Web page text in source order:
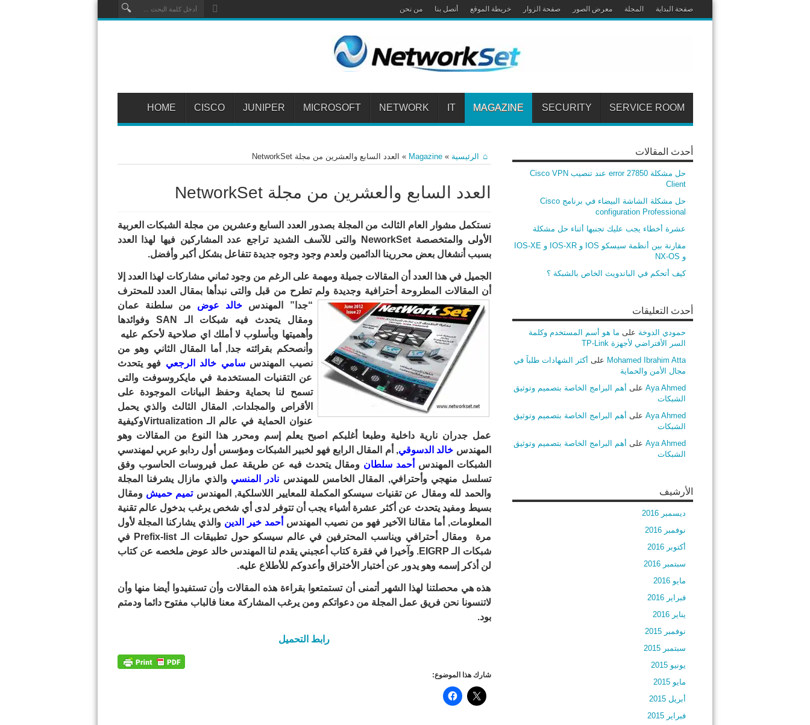
صفحة البداية المجلة معرض الصور صفحة الزوار خريطة الموقع أتصل بنا من نحن
SERVICE ROOM
SECURITY
MAGAZINE
IT
NETWORK
MICROSOFT
JUNIPER
CISCO
HOME
الرئيسية »
Magazine
» العدد السابع والعشرين من مجلة NetworkSet
العدد السابع والعشرين من مجلة NetworkSet
نستكمل مشوار العام الثالث من المجلة بصدور العدد السابع وعشرين من مجلة الشبكات العربية
الأولى والمتخصصة NeworkSet والتى للآسف الشديد تراجع عدد المشاركين فيها لهذا العدد
بسبب أنشغال بعض محررينا الدائمين ولعدم وجود وجوه جديدة تتفاعل بشكل أكبر وأفضل.
الجميل في هذا العدد أن المقالات جميلة ومهمة على الرغم من وجود ثماني مشاركات لهذا العدد إلا
أن المقالات المطروحة أحترافية وجديدة ولم تطرح من قبل والتى نبدأها بمقال العدد للمحترف
“جدا” المهندس خالد عوض من سلطنة عمان
ومقال يتحدث فيه شبكات الـ SAN وفوائدها
وأهميتها وبأسلوب لا أملك اي صلاحية لأحكم عليه
وأنصحكم بقرائته جدا, أما المقال الثاني وهو من
نصيب المهندسسامي خالد الرجعي فهو يتحدث
عن التقنيات المستخدمة في مايكروسوفت والتى
تسمح لنا بحماية وحفظ البيانات الموجودة على
الأقراص والمجلدات, المقال الثالث والذي يحمل
عنوان الحماية في عالم الـ Virtualizationوكيفية
عمل جدران نارية داخلية وطبعا أغلبكم اصبح يعلم إسم ومحرر هذا النوع من المقالات وهو
المهندس خالد الدسوقي, أم المقال الرابع فهو لخبير الشبكات ومؤسس أول ردابو عربي لمهندسي
الشبكات المهندس
أحمد سلطان ومقال يتحدث فيه عن طريقة عمل فيروسات الحاسوب وفق
تسلسل منهجي وأحترافي, المقال الخامس للمهندس نادر المنسي والذي مازال يشرفنا المجلة
والحمد لله ومقال عن تقنيات سيسكو المكملة للمعايير اللاسلكية, المهندستميم حميش ومقال
بسيط ومفيد يتحدث عن أكثر عشرة أشياء يجب أن تتوفر لدى أي شخص يرغب بدخول عالم تقنية
المعلومات, أما مقالنا الآخير فهو من نصيب المهندس أحمد خير الدين والذي يشاركنا المجلة لأول
مرة ومقال أحترافي ويناسب المحترفين في عالم سيسكو حول تطبيقات الـ Prefix-list في
شبكات الـ EIGRP. وآخيرا في فقرة كتاب أعجبني يقدم لنا المهندس خالد عوض ملخصه عن كتاب
لن أذكر إسمه وهو يدور عن أختبار الأختراق وأعدوكم للأطلاع عليه.
هذه هي محصلتنا لهذا الشهر أتمنى أن تستمتعوا بقراءة هذه المقالات وأن تستفيدوا أيضا منها وأن
لاتنسونا نحن فريق عمل المجلة من دعواتكم ومن يرغب المشاركة معنا فالباب مفتوح دائما ودمتم
بود.
رابط التحميل
شارك هذا الموضوع:
أحدث المقالات
حل مشكلة error 27850 عند تنصيب Cisco VPN
Client
حل مشكلة الشاشة البيضاء في برنامج Cisco
configuration Professional
عشرة أخطاء يجب عليك تجنبها أثناء حل مشكلة
مقارنة بين أنظمة سيسكو IOS و IOS-XR و IOS-XE
و NX-OS
كيف أتحكم في الباندويث الخاص بالشبكة ؟
أحدث التعليقات
حمودي الدوخة على ما هو أسم المستخدم وكلمة
السر الأفتراضي لأجهزة TP-Link
Mohamed Ibrahim Atta على أكثر الشهادات طلباً في
مجال الأمن والحماية
Aya Ahmed على أهم البرامج الخاصة بتصميم وتوثيق
الشبكات
Aya Ahmed على أهم البرامج الخاصة بتصميم وتوثيق
الشبكات
Aya Ahmed على أهم البرامج الخاصة بتصميم وتوثيق
الشبكات
الأرشيف
ديسمبر 2016
نوفمبر 2016
أكتوبر 2016
سبتمبر 2016
مايو 2016
فبراير 2016
يناير 2016
نوفمبر 2015
سبتمبر 2015
يونيو 2015
مايو 2015
أبريل 2015
فبراير 2015